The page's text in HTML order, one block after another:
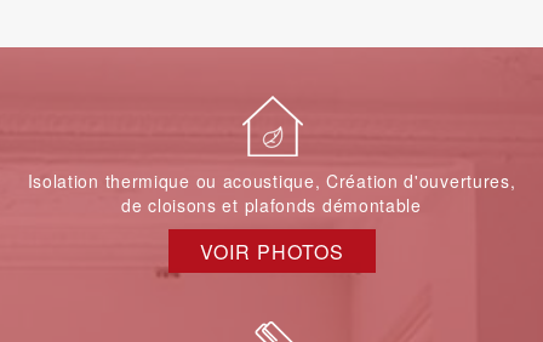
Isolation thermique ou acoustique, Création d'ouvertures,
de cloisons et plafonds démontable
VOIR PHOTOS